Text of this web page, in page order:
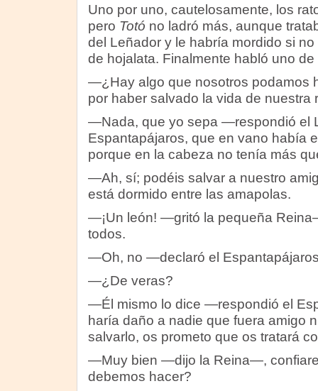
Uno por uno, cautelosamente, los
pero Totó no ladró más, aunque
del Leñador y le habría mordido si
de hojalata. Finalmente habló uno
—¿Hay algo que nosotros podamos
por haber salvado la vida de
—Nada, que yo sepa —respondió el
Espantapájaros, que en vano había
porque en la cabeza no tenía más
—Ah, sí; podéis salvar a nuestro
está dormido entre las amapolas.
—¡Un león! —gritó la pequeña
todos.
—Oh, no —declaró el
—¿De veras?
—Él mismo lo dice —respondió el
haría daño a nadie que fuera amigo
salvarlo, os prometo que os tratará
—Muy bien —dijo la Reina—,
debemos hacer?